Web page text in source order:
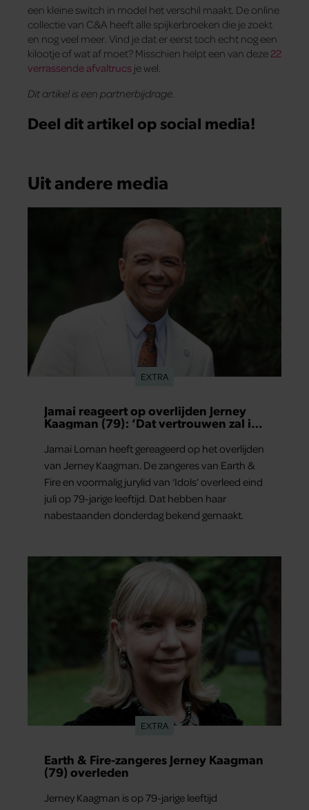
een kleine switch in model het verschil maakt. De online
collectie van C&A heeft alle spijkerbroeken die je zoekt
en nog veel meer. Vind je dat er eerst toch echt nog een
kilootje of wat af moet? Misschien helpt een van deze 22
verrassende afvaltrucs je wel.
Dit artikel is een partnerbijdrage.
Deel dit artikel op social media!
Uit andere media
EXTRA
Jamai reageert op overlijden Jerney
Kaagman (79): ‘Dat vertrouwen zal ik
Jamai Loman heeft gereageerd op het overlijden
van Jerney Kaagman. De zangeres van Earth &
Fire en voormalig jurylid van ‘Idols’ overleed eind
juli op 79-jarige leeftijd. Dat hebben haar
nabestaanden donderdag bekend gemaakt.
EXTRA
Earth & Fire-zangeres Jerney Kaagman
(79) overleden
Jerney Kaagman is op 79-jarige leeftijd